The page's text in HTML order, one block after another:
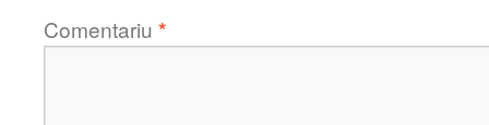
Comentariu *